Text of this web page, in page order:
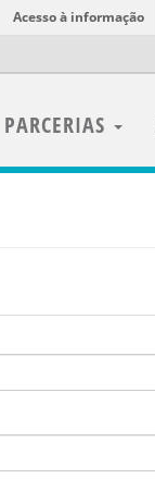
Acesso à informação
PARCERIAS